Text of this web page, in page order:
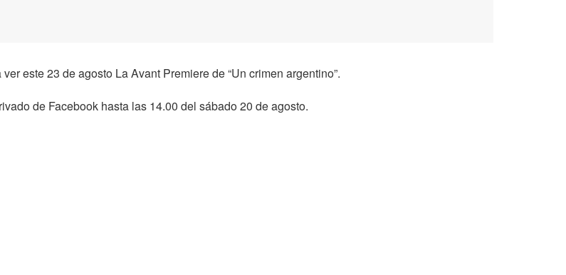
este 23 de agosto La Avant Premiere de “Un crimen argentino”.
de Facebook hasta las 14.00 del sábado 20 de agosto.